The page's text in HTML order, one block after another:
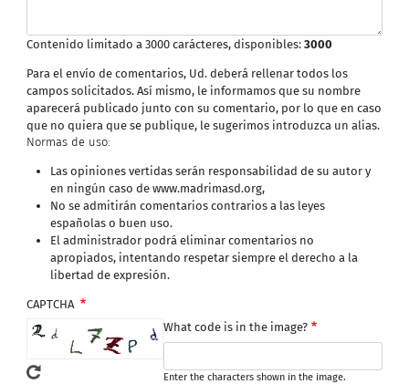
Contenido limitado a 3000 carácteres, disponibles:3000
Para el envío de comentarios, Ud. deberá rellenar todos los
campos solicitados. Así mismo, le informamos que su nombre
aparecerá publicado junto con su comentario, por lo que en caso
que no quiera que se publique, le sugerimos introduzca un alias.
Normas de uso:
Las opiniones vertidas serán responsabilidad de su autor y
en ningún caso de www.madrimasd.org,
No se admitirán comentarios contrarios a las leyes
españolas o buen uso.
El administrador podrá eliminar comentarios no
apropiados, intentando respetar siempre el derecho a la
libertad de expresión.
CAPTCHA
What code is in the image?
Enter the characters shown in the image.